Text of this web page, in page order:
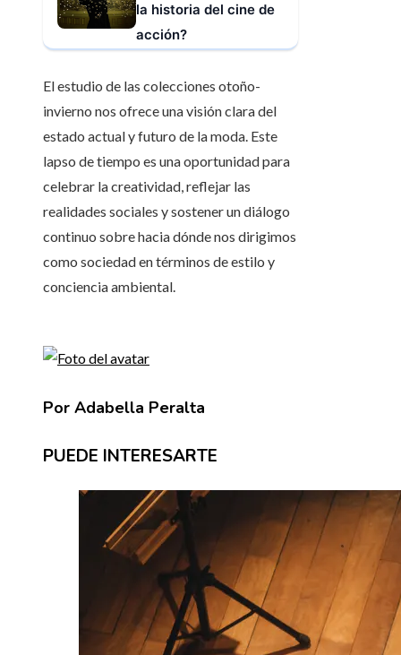
la historia del cine de
acción?
El estudio de las colecciones otoño-
invierno nos ofrece una visión clara del
estado actual y futuro de la moda. Este
lapso de tiempo es una oportunidad para
celebrar la creatividad, reflejar las
realidades sociales y sostener un diálogo
continuo sobre hacia dónde nos dirigimos
como sociedad en términos de estilo y
conciencia ambiental.
Por Adabella Peralta
PUEDE INTERESARTE